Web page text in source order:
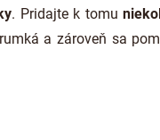
. Pridajte k tomu
a zároveň sa